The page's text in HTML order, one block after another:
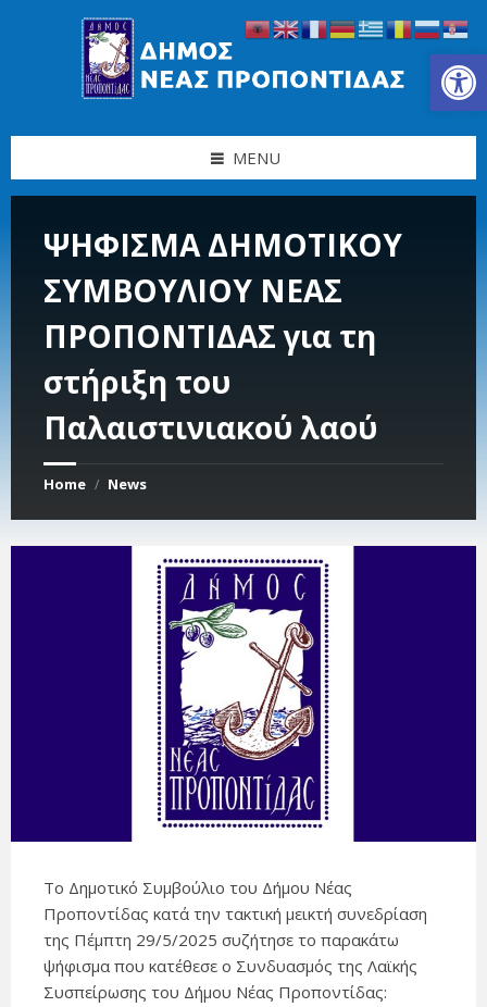
Ανοίξτε τη γραμμή εργαλείων
MENU
ΨΗΦΙΣΜΑ ΔΗΜΟΤΙΚΟΥ
ΣΥΜΒΟΥΛΙΟΥ ΝΕΑΣ
ΠΡΟΠΟΝΤΙΔΑΣ για τη
στήριξη του
Παλαιστινιακού λαού
Home / News
Το Δημοτικό Συμβούλιο του Δήμου Νέας
Προποντίδας κατά την τακτική μεικτή συνεδρίαση
της Πέμπτη 29/5/2025 συζήτησε το παρακάτω
ψήφισμα που κατέθεσε ο Συνδυασμός της Λαϊκής
Συσπείρωσης του Δήμου Νέας Προποντίδας: